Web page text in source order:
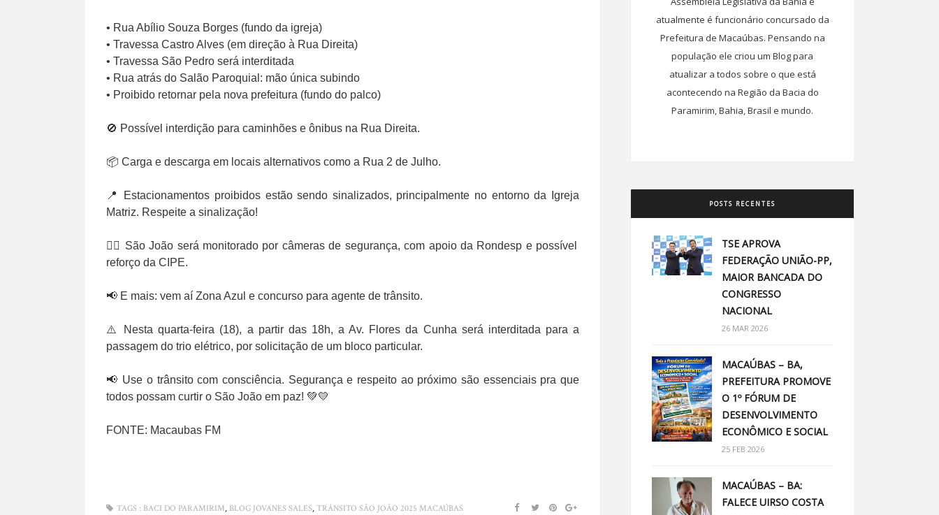
• Rua Abílio Souza Borges (fundo da igreja)
• Travessa Castro Alves (em direção à Rua Direita)
• Travessa São Pedro será interditada
• Rua atrás do Salão Paroquial: mão única subindo
• Proibido retornar pela nova prefeitura (fundo do palco)
🚫 Possível interdição para caminhões e ônibus na Rua Direita.
📦 Carga e descarga em locais alternativos como a Rua 2 de Julho.
📍 Estacionamentos proibidos estão sendo sinalizados, principalmente no entorno da Igreja
Matriz. Respeite a sinalização!
👮‍♂️ São João será monitorado por câmeras de segurança, com apoio da Rondesp e possível
reforço da CIPE.
📢 E mais: vem aí Zona Azul e concurso para agente de trânsito.
⚠️ Nesta quarta-feira (18), a partir das 18h, a Av. Flores da Cunha será interditada para a
passagem do trio elétrico, por solicitação de um bloco particular.
📢 Use o trânsito com consciência. Segurança e respeito ao próximo são essenciais pra que
todos possam curtir o São João em paz! 💚💛
FONTE: Macaubas FM
TAGS : BACI DO PARAMIRIM, BLOG JOVANES SALES, TRÂNSITO SÃO JOÃO 2025 MACAÚBAS
atualmente é funcionário concursado da
Prefeitura de Macaúbas. Pensando na
população ele criou um Blog para
atualizar a todos sobre o que está
acontecendo na Região da Bacia do
Paramirim, Bahia, Brasil e mundo.
POSTS RECENTES
TSE APROVA
FEDERAÇÃO UNIÃO-PP,
MAIOR BANCADA DO
CONGRESSO
NACIONAL
26 MAR 2026
MACAÚBAS – BA,
PREFEITURA PROMOVE
O 1º FÓRUM DE
DESENVOLVIMENTO
ECONÔMICO E SOCIAL
25 FEB 2026
MACAÚBAS – BA:
FALECE UIRSO COSTA